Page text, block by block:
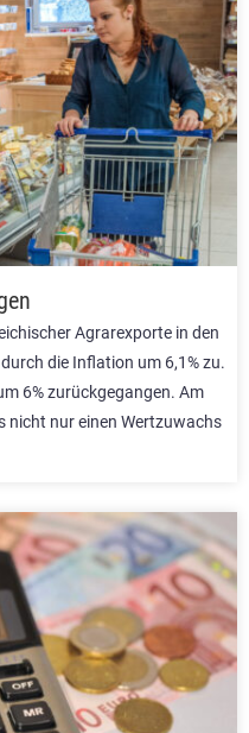
Agrarexporte in den
die Inflation um 6,1% zu.
6% zurückgegangen. Am
nicht nur einen Wertzuwachs